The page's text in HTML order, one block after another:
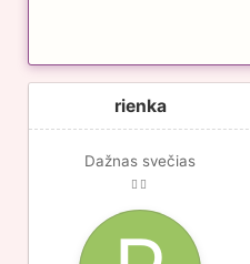
rienka
Dažnas svečias